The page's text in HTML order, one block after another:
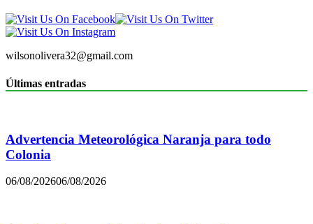
wilsonolivera32@gmail.com
Últimas entradas
Advertencia Meteorológica Naranja para todo
Colonia
06/08/202606/08/2026